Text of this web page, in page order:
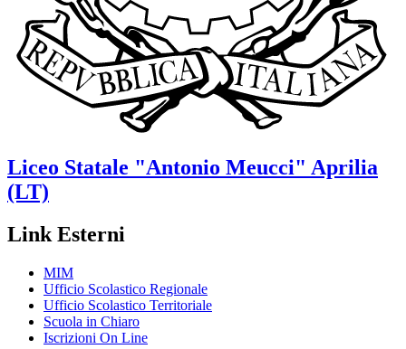
Liceo Statale "Antonio Meucci" Aprilia
(LT)
Link Esterni
MIM
Ufficio Scolastico Regionale
Ufficio Scolastico Territoriale
Scuola in Chiaro
Iscrizioni On Line